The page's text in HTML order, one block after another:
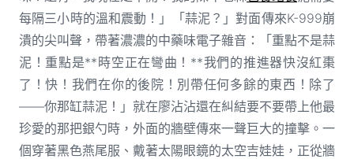
每隔三小時的溫和震動！」「蒜泥？」對面傳來K-999崩
潰的尖叫聲，帶著濃濃的中藥味電子雜音：「重點不是蒜
泥！重點是**時空正在彎曲！**我們的推進器快沒紅棗
了！快！我們在你的後院！別帶任何多餘的東西！除了
——你那缸蒜泥！」就在廖沾沾還在糾結要不要帶上他最
珍愛的那把銀勺時，外面的牆壁傳來一聲巨大的撞擊。一
個穿著黑色燕尾服、戴著太陽眼鏡的太空吉娃娃，正從牆